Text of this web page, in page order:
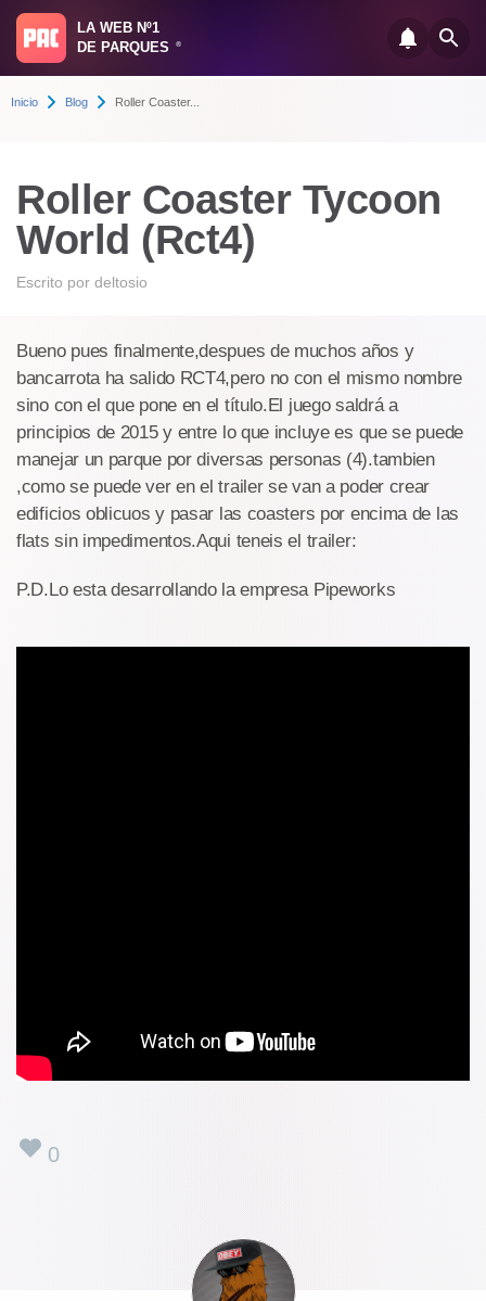
LA WEB Nº1
DE PARQUES
®
Inicio Blog Roller Coaster...
Roller Coaster Tycoon
World (Rct4)
Escrito por deltosio
Bueno pues finalmente,despues de muchos años y
bancarrota ha salido RCT4,pero no con el mismo nombre
sino con el que pone en el título.El juego saldrá a
principios de 2015 y entre lo que incluye es que se puede
manejar un parque por diversas personas (4).tambien
,como se puede ver en el trailer se van a poder crear
edificios oblicuos y pasar las coasters por encima de las
flats sin impedimentos.Aqui teneis el trailer:
P.D.Lo esta desarrollando la empresa Pipeworks
0